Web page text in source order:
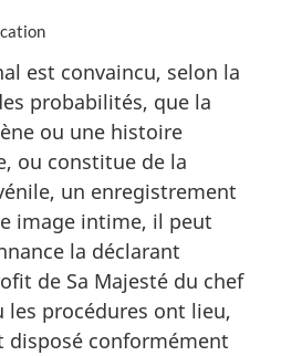
est convaincu, selon la
probabilités, que la
ou une histoire
ou constitue de la
un enregistrement
image intime, il peut
la déclarant
de Sa Majesté du chef
les procédures ont lieu,
disposé conformément